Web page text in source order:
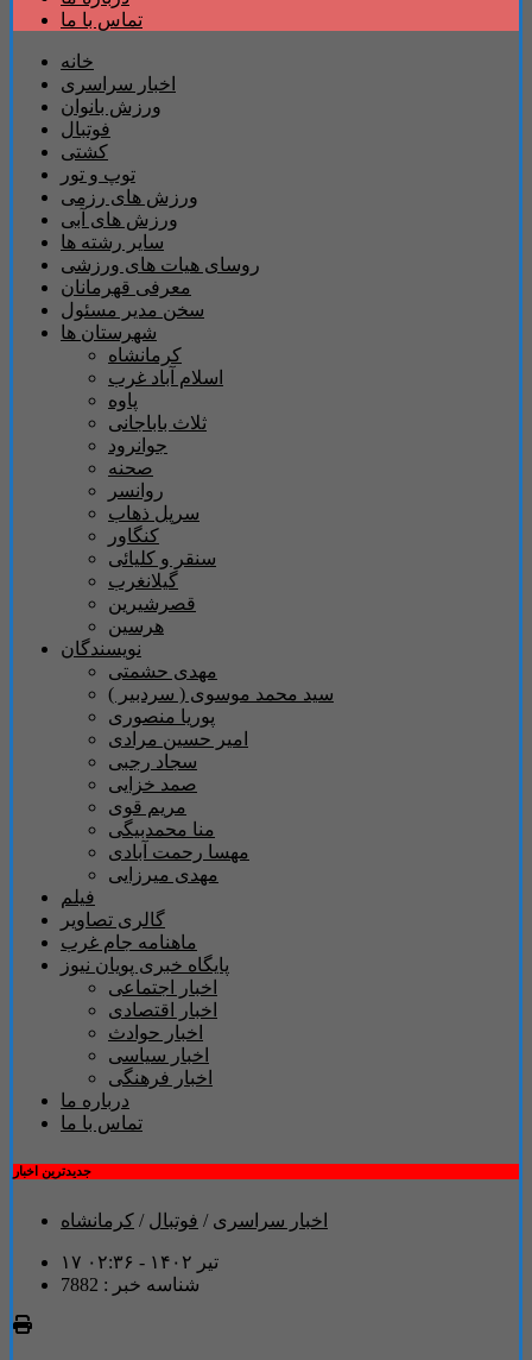
تماس با ما
خانه
اخبار سراسری
ورزش بانوان
فوتبال
کشتی
توپ و تور
ورزش های رزمی
ورزش های آبی
سایر رشته ها
روسای هیات های ورزشی
معرفی قهرمانان
سخن مدیر مسئول
شهرستان ها
کرمانشاه
اسلام آباد غرب
پاوه
ثلاث باباجانی
جوانرود
صحنه
روانسر
سرپل ذهاب
کنگاور
سنقر و کلیائی
گیلانغرب
قصرشیرین
هرسین
نویسندگان
مهدی حشمتی
سید محمد موسوی ( سردبیر )
پوریا منصوری
امیر حسین مرادی
سجاد رجبی
صمد خزایی
مریم قوی
منا محمدبیگی
مهسا رحمت آبادی
مهدی میرزایی
فیلم
گالری تصاویر
ماهنامه جام غرب
پایگاه خبری پویان نیوز
اخبار اجتماعی
اخبار اقتصادی
اخبار حوادث
اخبار سیاسی
اخبار فرهنگی
درباره ما
تماس با ما
جدیدترین اخبار
اخبار سراسری / فوتبال / کرمانشاه
۱۷ تیر ۱۴۰۲ - ۰۲:۳۶
شناسه خبر : 7882